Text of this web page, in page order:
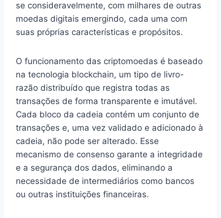
se consideravelmente, com milhares de outras
moedas digitais emergindo, cada uma com
suas próprias características e propósitos.
O funcionamento das criptomoedas é baseado
na tecnologia blockchain, um tipo de livro-
razão distribuído que registra todas as
transações de forma transparente e imutável.
Cada bloco da cadeia contém um conjunto de
transações e, uma vez validado e adicionado à
cadeia, não pode ser alterado. Esse
mecanismo de consenso garante a integridade
e a segurança dos dados, eliminando a
necessidade de intermediários como bancos
ou outras instituições financeiras.